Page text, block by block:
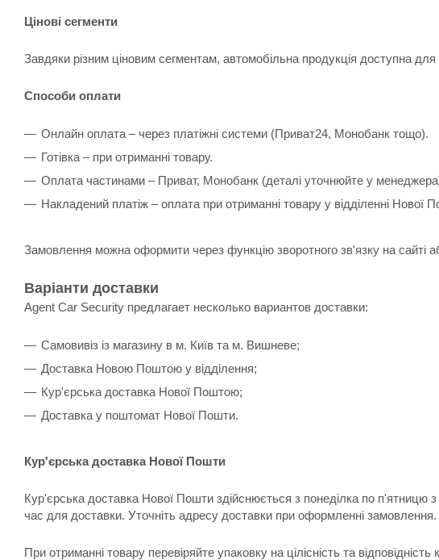
Цінові сегменти
Завдяки різним ціновим сегментам, автомобільна продукція доступна
Способи оплати
Онлайн оплата – через платіжні системи (Приват24, Монобанк тощо).
Готівка – при отриманні товару.
Оплата частинами – Приват, Монобанк (деталі уточнюйте у
Накладений платіж – оплата при отриманні товару у відділенні Нової
Замовлення можна оформити через функцію зворотного зв'язку на сайті
Варіанти доставки
Agent Car Security предлагает несколько вариантов доставки:
Самовивіз із магазину в м. Київ та м. Вишневе;
Доставка Новою Поштою у відділення;
Кур'єрська доставка Нової Поштою;
Доставка у поштомат Нової Пошти.
Кур'єрська доставка Нової Пошти
Кур'єрська доставка Нової Пошти здійснюється з понеділка по
час для доставки. Уточніть адресу доставки при оформленні замовлення.
При отриманні товару перевіряйте упаковку на цілісність та